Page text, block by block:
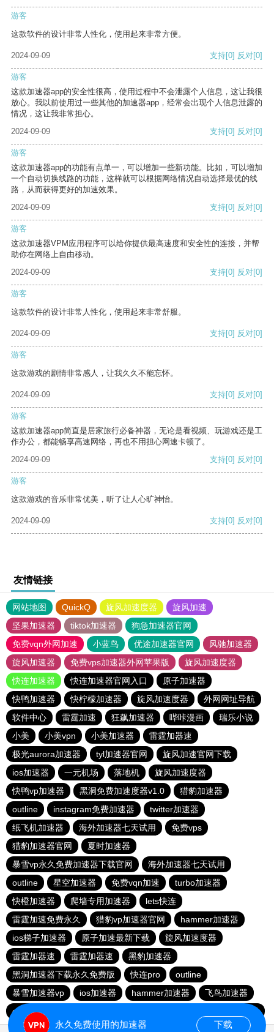
游客
这款软件的设计非常人性化，使用起来非常方便。
2024-09-09 支持[0] 反对[0]
游客
这款加速器app的安全性很高，使用过程中不会泄露个人信息，这让我很
放心。我以前使用过一些其他的加速器app，经常会出现个人信息泄露的
情况，这让我非常担心。
2024-09-09
支持[0] 反对[0]
游客
这款加速器app的功能有点单一，可以增加一些新功能。比如，可以增加
一个自动切换线路的功能，这样就可以根据网络情况自动选择最优的线
路，从而获得更好的加速效果。
2024-09-09
支持[0] 反对[0]
游客
这款加速器VPM应用程序可以给你提供最高速度和安全性的连接，并帮
助你在网络上自由移动。
2024-09-09
支持[0] 反对[0]
游客
这款软件的设计非常人性化，使用起来非常舒服。
2024-09-09 支持[0] 反对[0]
游客
这款游戏的剧情非常感人，让我久久不能忘怀。
2024-09-09 支持[0] 反对[0]
游客
这款加速器app简直是居家旅行必备神器，无论是看视频、玩游戏还是工
作办公，都能畅享高速网络，再也不用担心网速卡顿了。
2024-09-09
支持[0] 反对[0]
游客
这款游戏的音乐非常优美，听了让人心旷神怡。
2024-09-09 支持[0] 反对[0]
友情链接
网站地图 QuickQ 旋风加速度器
旋风加速
坚果加速器
tiktok加速器
狗急加速器官网
免费vqn外网加速
小蓝鸟 优途加速器官网
风驰加速器
旋风加速器
免费vps加速器外网苹果版
旋风加速度器
快连加速器
快连加速器官网入口
原子加速器
快鸭加速器
快柠檬加速器 旋风加速度器
外网网址导航
软件中心
雷霆加速 狂飙加速器 哔咔漫画
瑞乐小说
小美
小美vpn 小美加速器
雷霆加器速
极光aurora加速器
tyl加速器官网
旋风加速官网下载
ios加速器
一元机场 落地机
旋风加速度器
快鸭vp加速器
黑洞免费加速度器v1.0
猎豹加速器
outline
instagram免费加速器
twitter加速器
纸飞机加速器
海外加速器七天试用
免费vps
猎豹加速器官网
夏时加速器
暴雪vp永久免费加速器下载官网
海外加速器七天试用
outline
星空加速器 免费vqn加速
turbo加速器
快橙加速器
爬墙专用加速器
lets快连
雷霆加速免费永久
猎豹vp加速器官网
hammer加速器
ios梯子加速器
原子加速最新下载
旋风加速度器
雷霆加器速
雷霆加器速
黑豹加速器
黑洞加速器下载永久免费版
快连pro
outline
暴雪加速器vp
ios加速器 hammer加速器
飞鸟加速器
outline
黑洞nvp加速器
永久免费使用的加速器 下载